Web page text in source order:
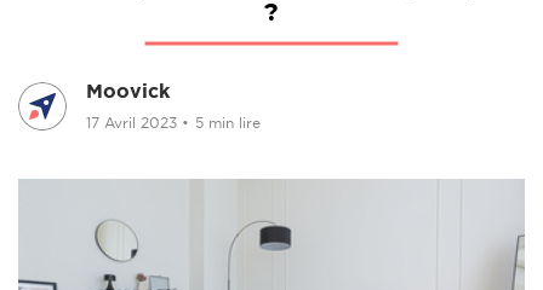
?
Moovick
17 Avril 2023 • 5 min lire